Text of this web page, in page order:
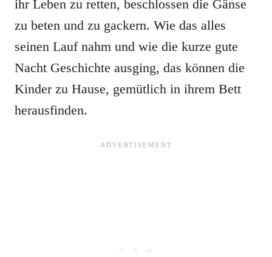
ihr Leben zu retten, beschlossen die Gänse
zu beten und zu gackern. Wie das alles
seinen Lauf nahm und wie die kurze gute
Nacht Geschichte ausging, das können die
Kinder zu Hause, gemütlich in ihrem Bett
herausfinden.